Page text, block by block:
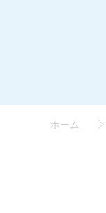
ホーム